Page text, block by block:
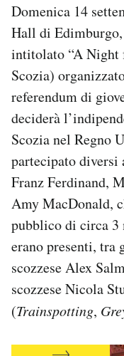
SHOP
CALENDARIO
AREA PERSONALE
Newsletter
Notifiche mobile
Regala il Post
Hai bisogno di
Esci
Domenica 14
Hall di
intitolato “A Night
Scozia)
referendum di
deciderà
Scozia nel Regno
partecipato
Franz Ferdinand,
Amy MacDonald,
pubblico di circa
erano presenti,
scozzese Alex
scozzese Nicola
(Trainspotting,